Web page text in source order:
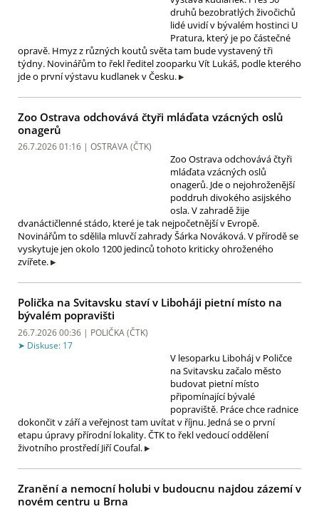
druhů bezobratlých živočichů
lidé uvidí v bývalém hostinci U
Pratura, který je po částečné
opravě. Hmyz z různých koutů světa tam bude vystavený tři
týdny. Novinářům to řekl ředitel zooparku Vít Lukáš, podle kterého
jde o první výstavu kudlanek v Česku.
Zoo Ostrava odchovává čtyři mláďata vzácných oslů
onagerů
26.7.2026 01:16 | OSTRAVA (ČTK)
Zoo Ostrava odchovává čtyři
mláďata vzácných oslů
onagerů. Jde o nejohroženější
poddruh divokého asijského
osla. V zahradě žije
dvanáctičlenné stádo, které je tak nejpočetnější v Evropě.
Novinářům to sdělila mluvčí zahrady Šárka Nováková. V přírodě se
vyskytuje jen okolo 1200 jedinců tohoto kriticky ohroženého
zvířete.
Polička na Svitavsku staví v Liboháji pietní místo na
bývalém popravišti
26.7.2026 00:36 | POLIČKA (ČTK)
Diskuse: 17
V lesoparku Liboháj v Poličce
na Svitavsku začalo město
budovat pietní místo
připomínající bývalé
popraviště. Práce chce radnice
dokončit v září a veřejnost tam uvítat v říjnu. Jedná se o první
etapu úpravy přírodní lokality. ČTK to řekl vedoucí oddělení
životního prostředí Jiří Coufal.
Zranění a nemocní holubi v budoucnu najdou zázemí v
novém centru u Brna